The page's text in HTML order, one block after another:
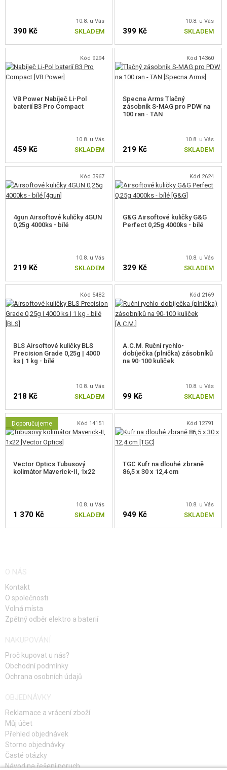
Zbraň
Točný zásobník S-Mag
Diagnostická karta GATE X-ASR
Redukce Dean-T na Mini Tamiya
10.8. u Vás
390 Kč SKLADEM
10.8. u Vás
399 Kč SKLADEM
Kód 9294
VB Power Nabíječ Li-Pol
baterií B3 Pro Compact
10.8. u Vás
459 Kč SKLADEM
Kód 14360
Specna Arms Tlačný
zásobník S-MAG pro PDW na
100 ran - TAN
10.8. u Vás
219 Kč SKLADEM
Kód 3967
4gun Airsoftové kuličky 4GUN
0,25g 4000ks - bílé
10.8. u Vás
219 Kč SKLADEM
Kód 2624
G&G Airsoftové kuličky G&G
Perfect 0,25g 4000ks - bílé
10.8. u Vás
329 Kč SKLADEM
Kód 5482
BLS Airsoftové kuličky BLS
Precision Grade 0,25g | 4000
ks | 1 kg - bílé
10.8. u Vás
218 Kč SKLADEM
Kód 2169
A.C.M. Ruční rychlo-
dobíječka (plnička) zásobníků
na 90-100 kuliček
10.8. u Vás
99 Kč SKLADEM
Doporučujeme Kód 14151
Vector Optics Tubusový
kolimátor Maverick-II, 1x22
10.8. u Vás
1 370 Kč SKLADEM
Kód 12791
TGC Kufr na dlouhé zbraně
86,5 x 30 x 12,4 cm
10.8. u Vás
949 Kč SKLADEM
O NÁS
Kontakt
O společnosti
Volná místa
Zpětný odběr elektro a baterií
NAKUPOVÁNÍ
Proč kupovat u nás?
Obchodní podmínky
Ochrana osobních údajů
OBJEDNÁVKY
Reklamace a vrácení zboží
Můj účet
Přehled objednávek
Storno objednávky
Časté otázky
Návod na řešení poruch